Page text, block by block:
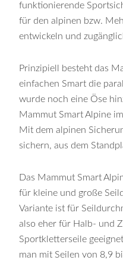
funktionierende
für den alpinen bzw.
entwickeln und
Prinzipiell besteht das
einfachen Smart die
wurde noch eine Öse
Mammut Smart Alpine
Mit dem alpinen
sichern, aus dem
Das Mammut Smart
für kleine und große
Variante ist für
also eher für Halb- und
Sportkletterseile
man mit Seilen von 8,9